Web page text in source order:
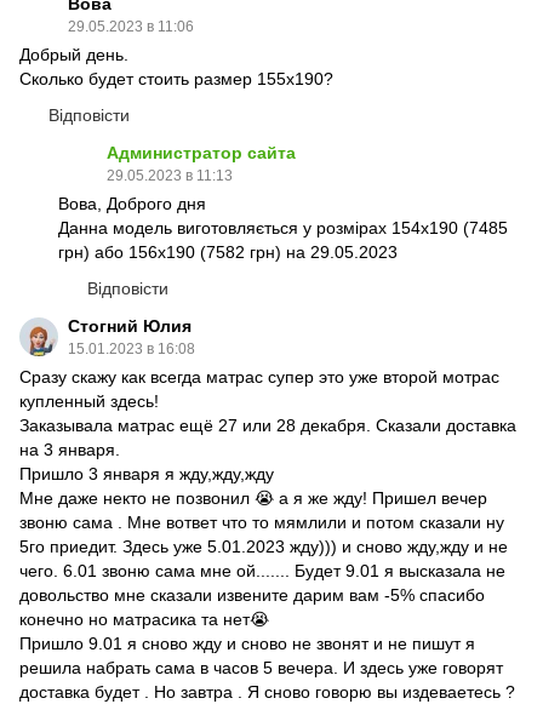
29.05.2023 в 11:06
Добрый день.
Сколько будет стоить размер 155х190?
Відповісти
Администратор сайта
29.05.2023 в 11:13
Вова, Доброго дня
Данна модель виготовляється у розмірах 154х190 (7485
грн) або 156х190 (7582 грн) на 29.05.2023
Відповісти
Стогний Юлия
15.01.2023 в 16:08
Сразу скажу как всегда матрас супер это уже второй мотрас
купленный здесь!
Заказывала матрас ещё 27 или 28 декабря. Сказали доставка
на 3 января.
Пришло 3 января я жду,жду,жду
Мне даже некто не позвонил 😭 а я же жду! Пришел вечер
звоню сама . Мне вответ что то мямлили и потом сказали ну
5го приедит. Здесь уже 5.01.2023 жду))) и сново жду,жду и не
чего. 6.01 звоню сама мне ой....... Будет 9.01 я высказала не
довольство мне сказали извените дарим вам -5% спасибо
конечно но матрасика та нет😭
Пришло 9.01 я сново жду и сново не звонят и не пишут я
решила набрать сама в часов 5 вечера. И здесь уже говорят
доставка будет . Но завтра . Я сново говорю вы издеваетесь ?